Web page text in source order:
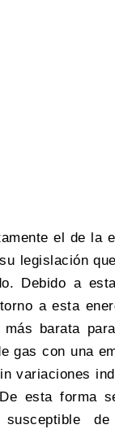
el de la
legislación
Debido a
a esta
barata
gas con una
variaciones
esta forma
de